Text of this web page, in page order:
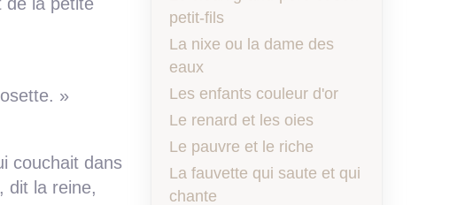
»
couchait dans
dit la reine,
petit-fils
La nixe ou la dame des
eaux
Les enfants couleur d'or
Le renard et les oies
Le pauvre et le riche
La fauvette qui saute et qui
chante